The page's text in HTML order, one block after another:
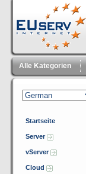
Alle Kategorien
Startseite
Server
vServer
Cloud